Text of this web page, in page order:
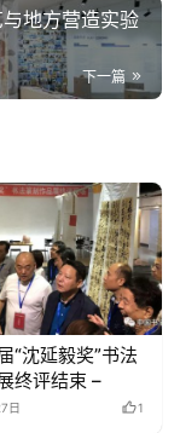
地方营造实验
下一篇
“沈延毅奖”书法
终评结束 –
日 1